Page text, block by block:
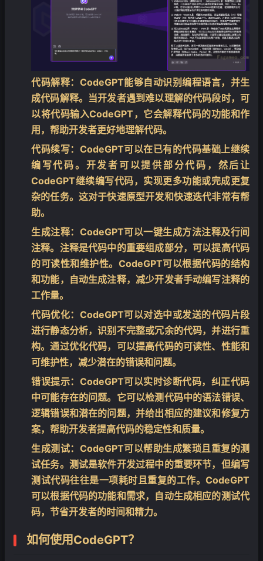
代码解释： CodeGPT能够自动识别编程语言，并生
成代码解释。当开发者遇到难以理解的代码段时，可
以将代码输入CodeGPT，它会解释代码的功能和作
用，帮助开发者更好地理解代码。
代码续写： CodeGPT可以在已有的代码基础上继续
编写代码。开发者可以提供部分代码，然后让
CodeGPT继续编写代码，实现更多功能或完成更复
杂的任务。这对于快速原型开发和快速迭代非常有帮
助。
生成注释： CodeGPT可以一键生成方法注释及行间
注释。注释是代码中的重要组成部分，可以提高代码
的可读性和维护性。CodeGPT可以根据代码的结构
和功能，自动生成注释，减少开发者手动编写注释的
工作量。
代码优化： CodeGPT可以对选中或发送的代码片段
进行静态分析，识别不完整或冗余的代码，并进行重
构。通过优化代码，可以提高代码的可读性、性能和
可维护性，减少潜在的错误和问题。
错误提示： CodeGPT可以实时诊断代码，纠正代码
中可能存在的问题。它可以检测代码中的语法错误、
逻辑错误和潜在的问题，并给出相应的建议和修复方
案，帮助开发者提高代码的稳定性和质量。
生成测试： CodeGPT可以帮助生成繁琐且重复的测
试任务。测试是软件开发过程中的重要环节，但编写
测试代码往往是一项耗时且重复的工作。CodeGPT
可以根据代码的功能和需求，自动生成相应的测试代
码，节省开发者的时间和精力。
如何使用CodeGPT？